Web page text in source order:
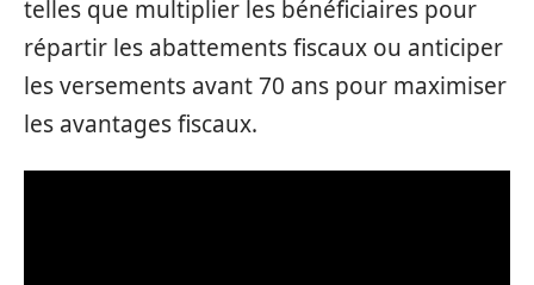
telles que multiplier les bénéficiaires pour
répartir les abattements fiscaux ou anticiper
les versements avant 70 ans pour maximiser
les avantages fiscaux.